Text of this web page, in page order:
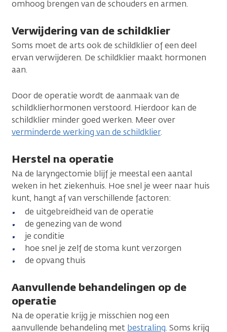
omhoog brengen van de schouders en armen.
Verwijdering van de schildklier
Soms moet de arts ook de schildklier of een deel
ervan verwijderen. De schildklier maakt hormonen
aan.
Door de operatie wordt de aanmaak van de
schildklierhormonen verstoord. Hierdoor kan de
schildklier minder goed werken. Meer over
verminderde werking van de schildklier.
Herstel na operatie
Na de laryngectomie blijf je meestal een aantal
weken in het ziekenhuis. Hoe snel je weer naar huis
kunt, hangt af van verschillende factoren:
de uitgebreidheid van de operatie
de genezing van de wond
je conditie
hoe snel je zelf de stoma kunt verzorgen
de opvang thuis
Aanvullende behandelingen op de
operatie
Na de operatie krijg je misschien nog een
aanvullende behandeling met bestraling. Soms krijg